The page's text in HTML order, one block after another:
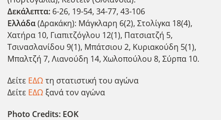
Δεκάλεπτα: 6-26, 19-54, 34-77, 43-106
Ελλάδα(Δρακάκη): Μάγκλαρη 6(2), Στολίγκα 18(4),
Χατήρα 10, Γιαπιτζόγλου 12(1), Πατσιατζή 5,
Τσινασλανίδου 9(1), Μπάτσιου 2, Κυριακούδη 5(1),
Μπαλτζή 7, Λιανούδη 14, Χωλοπούλου 8, Σύρπα 10.
Δείτε ΕΔΩ τη στατιστική του αγώνα
Δείτε ΕΔΩ ξανά τον αγώνα
Photo Credits: EOK